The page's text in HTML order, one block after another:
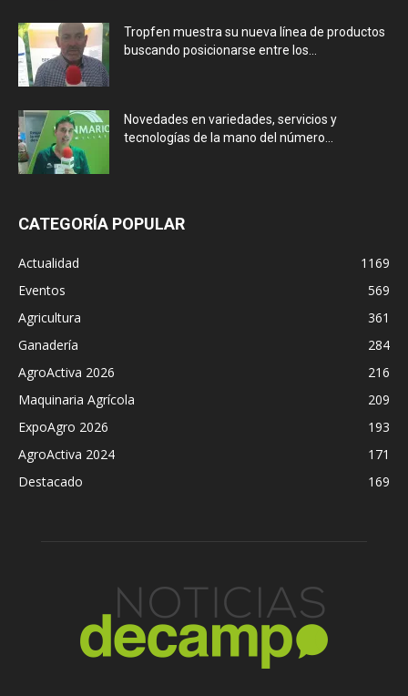
Tropfen muestra su nueva línea de productos
buscando posicionarse entre los...
Novedades en variedades, servicios y
tecnologías de la mano del número...
CATEGORÍA POPULAR
Actualidad
1169
Eventos
569
Agricultura
361
Ganadería
284
AgroActiva 2026
216
Maquinaria Agrícola
209
ExpoAgro 2026
193
AgroActiva 2024
171
Destacado
169